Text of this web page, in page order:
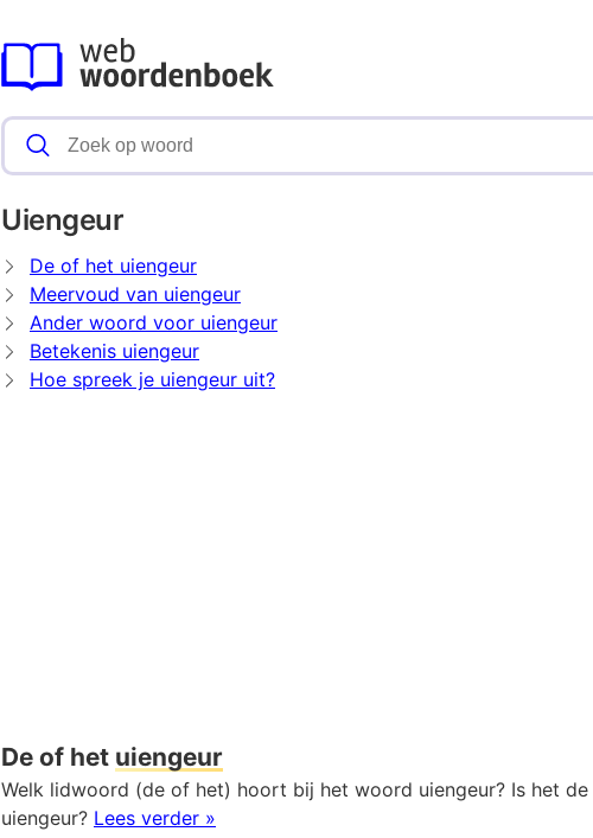
Uiengeur
De of het uiengeur
Meervoud van uiengeur
Ander woord voor uiengeur
Betekenis uiengeur
Hoe spreek je uiengeur uit?
De of het uiengeur
Welk lidwoord (de of het) hoort bij het woord uiengeur? Is het
uiengeur? Lees verder »